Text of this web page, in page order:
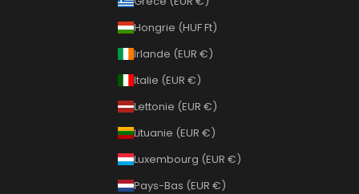
Hongrie (HUF Ft)
Irlande (EUR €)
Italie (EUR €)
Lettonie (EUR €)
Lituanie (EUR €)
Luxembourg (EUR €)
Pays-Bas (EUR €)